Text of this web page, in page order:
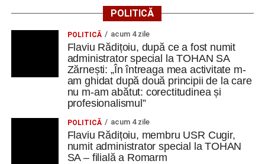
POLITICĂ
POLITICĂ acum 4 zile
Flaviu Rădițoiu, după ce a fost numit
administrator special la TOHAN SA
Zărnești: „În întreaga mea activitate m-
am ghidat după două principii de la care
nu m-am abătut: corectitudinea și
profesionalismul”
POLITICĂ acum 4 zile
Flaviu Rădițoiu, membru USR Cugir,
numit administrator special la TOHAN
SA – filială a Romarm